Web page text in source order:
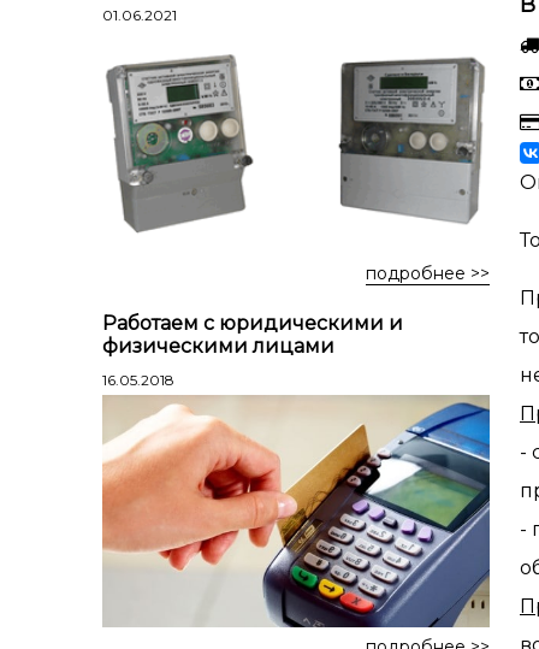
Стремянки алюминиевые
Стремянки двухсторонние
алюминиевые
Стремянки стальные
Стремянки двухсторонние стальные
01.06.2021
подробнее >>
Работаем с юридическими и
физическими лицами
16.05.2018
-
-